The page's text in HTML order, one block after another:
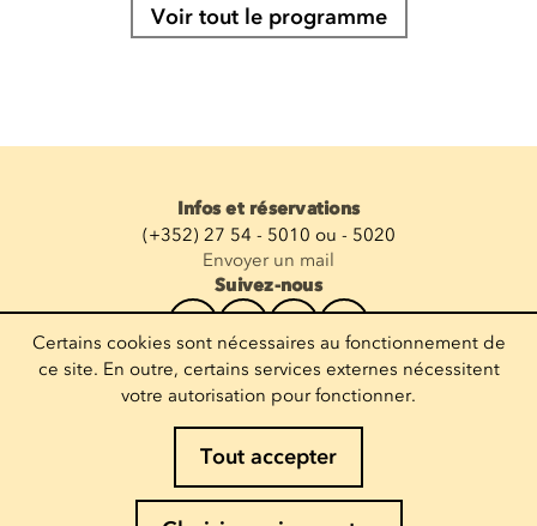
Voir tout le programme
Infos et réservations
(+352) 27 54 - 5010 ou - 5020
Envoyer un mail
Suivez-nous
Recevoir la newsletter
Entrez votre mail
Certains cookies sont nécessaires au fonctionnement de
ce site. En outre, certains services externes nécessitent
votre autorisation pour fonctionner.
Tout accepter